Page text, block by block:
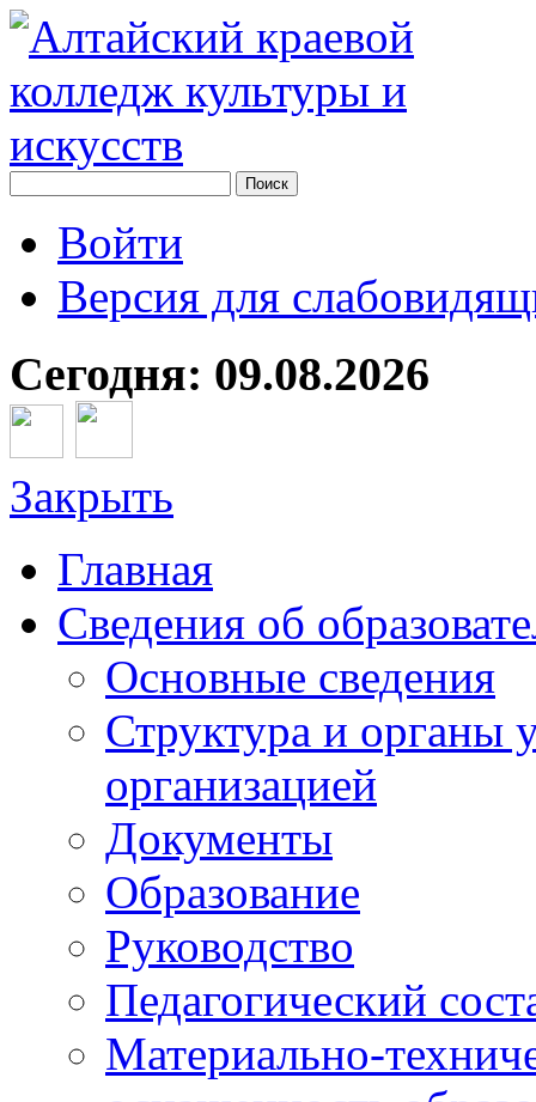
Войти
Версия для
Сегодня: 09.08.2026
Закрыть
Главная
Сведения об
Основные сведения
Структура и органы
организацией
Документы
Образование
Руководство
Педагогический
Материально-